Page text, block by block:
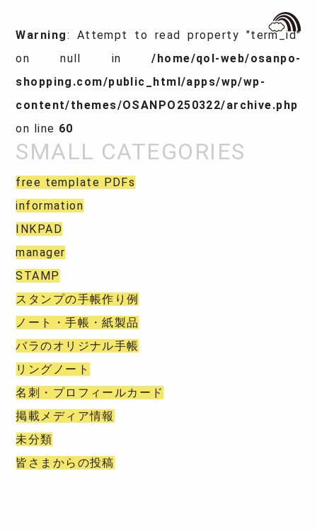
Warning: Attempt to read property "term_id"
on null in/home/qol-web/osanpo-
shopping.com/public_html/apps/wp/wp-
content/themes/OSANPO250322/archive.php
on line 60
free template PDFs
information
INKPAD
manager
STAMP
スタンプの手帳作り例
ノート・手帳・紙製品
バラのオリジナル手帳
リングノート
名刺・プロフィールカード
掲載メディア情報
未分類
皆さまからの投稿